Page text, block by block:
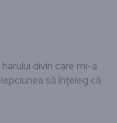
divin care mi-a
să înțeleg că